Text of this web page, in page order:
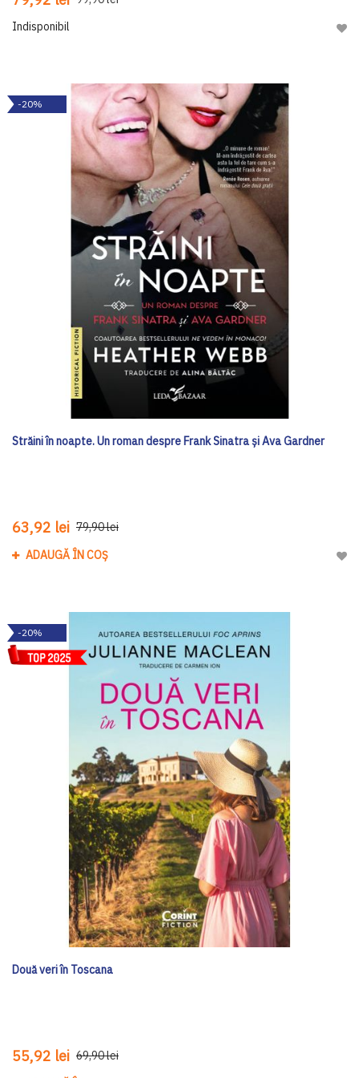
Indisponibil
-20%
Străini în noapte. Un roman despre Frank Sinatra și Ava Gardner
63,92 lei 79,90 lei
ADAUGĂ ÎN COȘ
-20%
Două veri în Toscana
55,92 lei 69,90 lei